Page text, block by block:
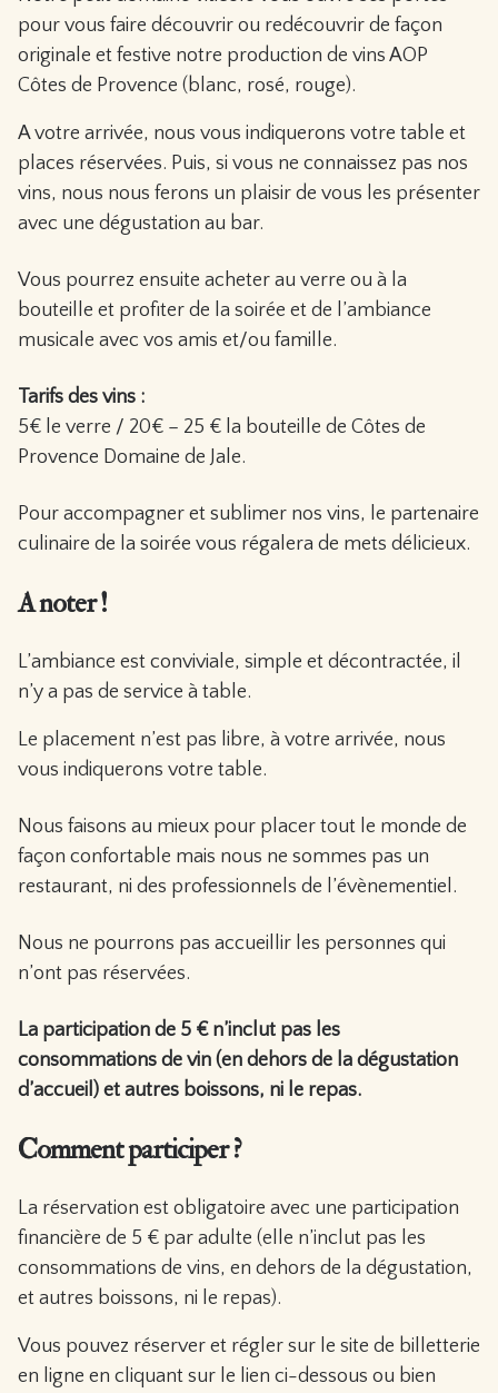
pour vous faire découvrir ou redécouvrir de façon
originale et festive notre production de vins AOP
Côtes de Provence (blanc, rosé, rouge).
A votre arrivée, nous vous indiquerons votre table et
places réservées. Puis, si vous ne connaissez pas nos
vins, nous nous ferons un plaisir de vous les présenter
avec une dégustation au bar.
Vous pourrez ensuite acheter au verre ou à la
bouteille et profiter de la soirée et de l’ambiance
musicale avec vos amis et/ou famille.
Tarifs des vins :
5€ le verre / 20€ – 25 € la bouteille de Côtes de
Provence Domaine de Jale.
Pour accompagner et sublimer nos vins, le partenaire
culinaire de la soirée vous régalera de mets délicieux.
A noter !
L’ambiance est conviviale, simple et décontractée, il
n’y a pas de service à table.
Le placement n’est pas libre, à votre arrivée, nous
vous indiquerons votre table.
Nous faisons au mieux pour placer tout le monde de
façon confortable mais nous ne sommes pas un
restaurant, ni des professionnels de l’évènementiel.
Nous ne pourrons pas accueillir les personnes qui
n’ont pas réservées.
La participation de 5 € n’inclut pas les
consommations de vin (en dehors de la dégustation
d’accueil) et autres boissons, ni le repas.
Comment participer ?
La réservation est obligatoire avec une participation
financière de 5 € par adulte (elle n’inclut pas les
consommations de vins, en dehors de la dégustation,
et autres boissons, ni le repas).
Vous pouvez réserver et régler sur le site de billetterie
en ligne en cliquant sur le lien ci-dessous ou bien